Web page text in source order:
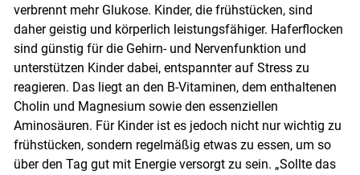
verbrennt mehr Glukose. Kinder, die frühstücken, sind
daher geistig und körperlich leistungsfähiger. Haferflocken
sind günstig für die Gehirn- und Nervenfunktion und
unterstützen Kinder dabei, entspannter auf Stress zu
reagieren. Das liegt an den B-Vitaminen, dem enthaltenen
Cholin und Magnesium sowie den essenziellen
Aminosäuren. Für Kinder ist es jedoch nicht nur wichtig zu
frühstücken, sondern regelmäßig etwas zu essen, um so
über den Tag gut mit Energie versorgt zu sein. „Sollte das